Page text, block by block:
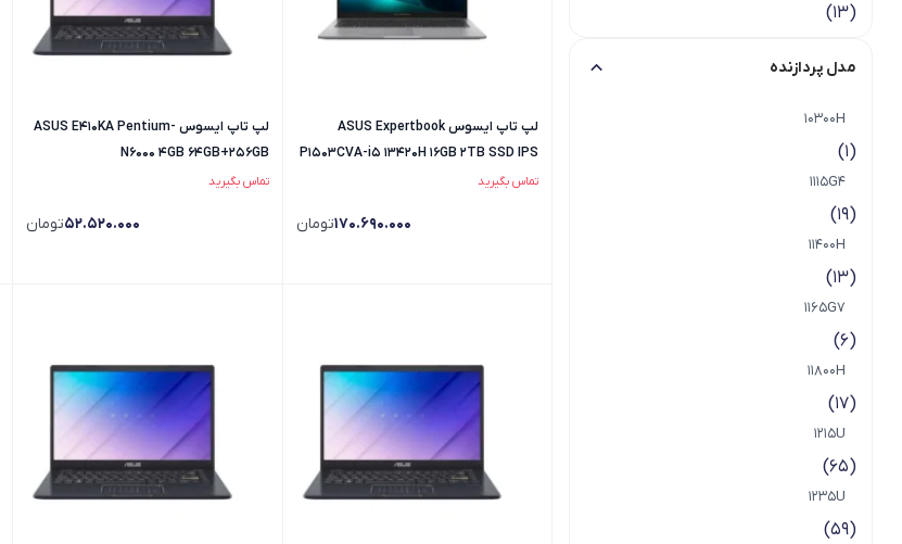
(13)
مدل پردازنده
10300H
(1)
1115G4
(19)
11400H
(13)
1165G7
(6)
11800H
(17)
1215U
(65)
1235U
(59)
لپ تاپ ایسوس ASUS Expertbook
P1503CVA-i5 13420H 16GB 2TB SSD IPS
تماس بگیرید
170.690.000تومان
لپ تاپ ایسوس ASUS E410KA Pentium-
N6000 4GB 64GB+256GB
تماس بگیرید
52.520.000تومان